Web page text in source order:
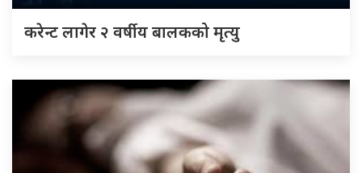
करेन्ट लागेर २ वर्षीय बालकको मृत्यु